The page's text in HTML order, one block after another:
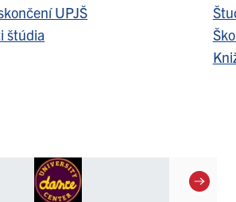
UPJŠ
štúdia